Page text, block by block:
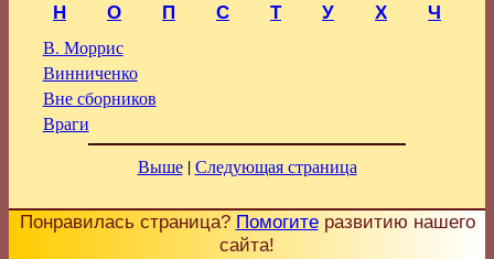
Н
О П С Т У Х Ч
В. Моррис
Винниченко
Вне сборников
Враги
Выше|Следующая страница
Понравилась страница? Помогитеразвитию нашего
сайта!